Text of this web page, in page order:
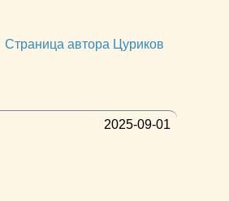
Страница автора Цуриков
2025-09-01